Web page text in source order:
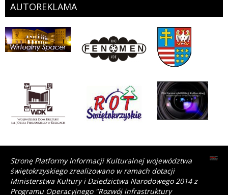
AUTOREKLAMA
Stronę Platformy Informacji Kulturalnej województwa
świętokrzyskiego zrealizowano w ramach dotacji
Ministerstwa Kultury i Dziedzictwa Narodowego 2014 z
Programu Operacyjnego "Rozwój infrastruktury